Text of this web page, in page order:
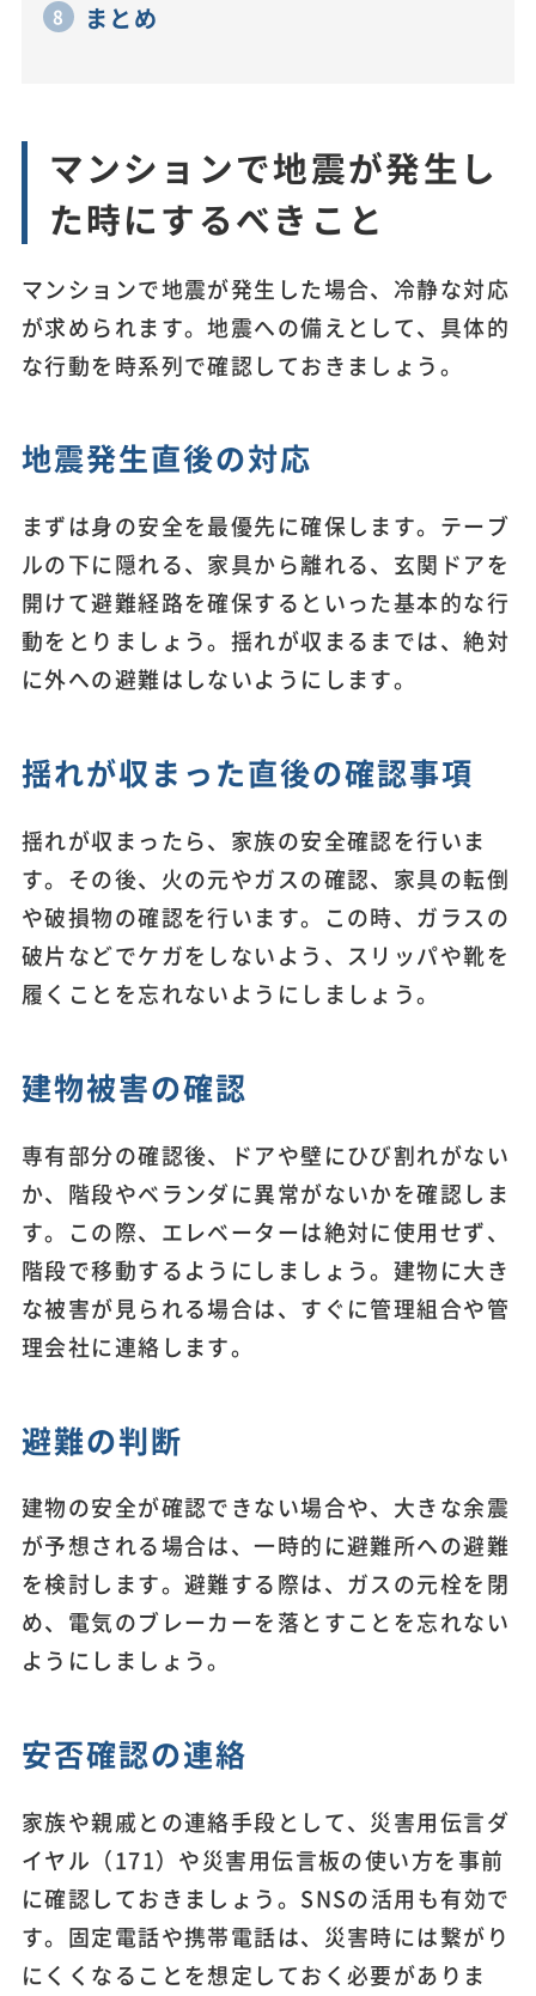
まとめ
マンションで地震が発生し
た時にするべきこと
マンションで地震が発生した場合、冷静な対応
が求められます。地震への備えとして、具体的
な行動を時系列で確認しておきましょう。
地震発生直後の対応
まずは身の安全を最優先に確保します。テーブ
ルの下に隠れる、家具から離れる、玄関ドアを
開けて避難経路を確保するといった基本的な行
動をとりましょう。揺れが収まるまでは、絶対
に外への避難はしないようにします。
揺れが収まった直後の確認事項
揺れが収まったら、家族の安全確認を行いま
す。その後、火の元やガスの確認、家具の転倒
や破損物の確認を行います。この時、ガラスの
破片などでケガをしないよう、スリッパや靴を
履くことを忘れないようにしましょう。
建物被害の確認
専有部分の確認後、ドアや壁にひび割れがない
か、階段やベランダに異常がないかを確認しま
す。この際、エレベーターは絶対に使用せず、
階段で移動するようにしましょう。建物に大き
な被害が見られる場合は、すぐに管理組合や管
理会社に連絡します。
避難の判断
建物の安全が確認できない場合や、大きな余震
が予想される場合は、一時的に避難所への避難
を検討します。避難する際は、ガスの元栓を閉
め、電気のブレーカーを落とすことを忘れない
ようにしましょう。
安否確認の連絡
家族や親戚との連絡手段として、災害用伝言ダ
イヤル（171）や災害用伝言板の使い方を事前
に確認しておきましょう。SNSの活用も有効で
す。固定電話や携帯電話は、災害時には繋がり
にくくなることを想定しておく必要がありま